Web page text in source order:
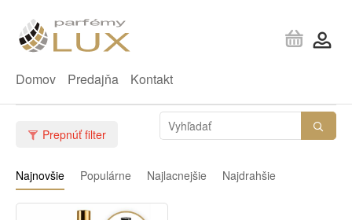
Domov Predajňa Kontakt
Prepnúť filter
Najnovšie Populárne Najlacnejšie Najdrahšie